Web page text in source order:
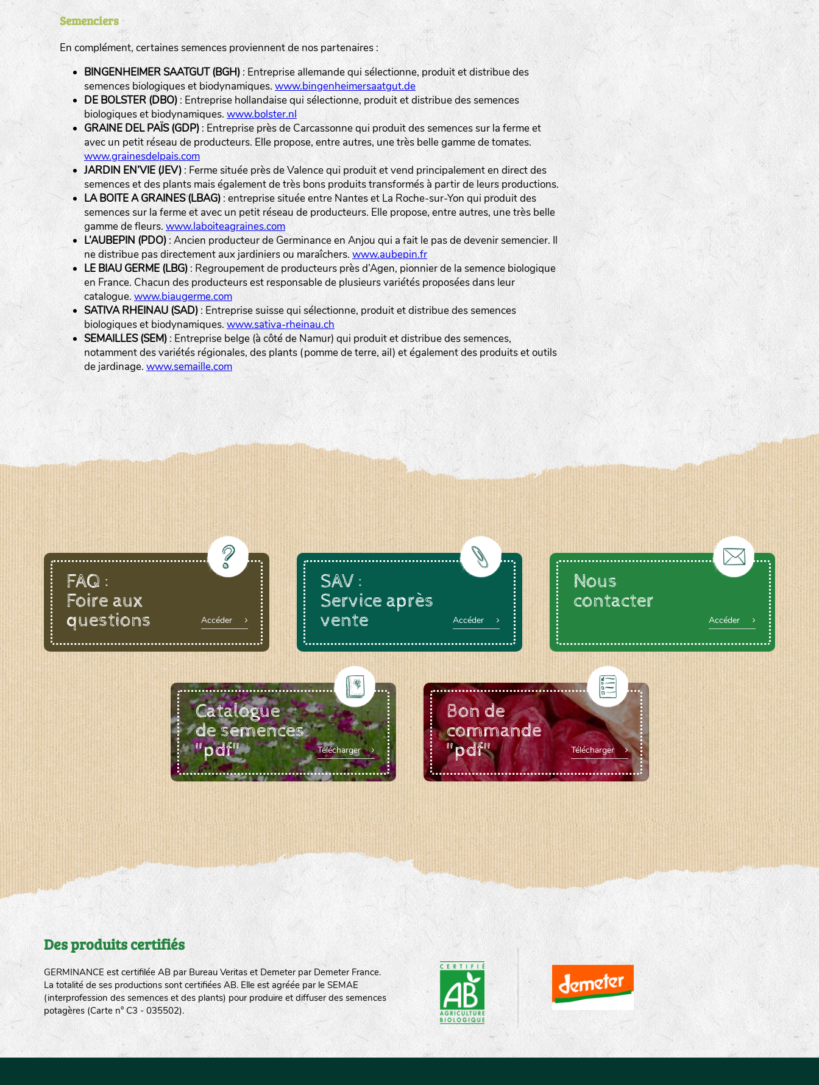
Semenciers
En complément, certaines semences proviennent de nos partenaires :
BINGENHEIMER SAATGUT (BGH) : Entreprise allemande qui sélectionne, produit et distribue des
semences biologiques et biodynamiques. www.bingenheimersaatgut.de
DE BOLSTER (DBO) : Entreprise hollandaise qui sélectionne, produit et distribue des semences
biologiques et biodynamiques. www.bolster.nl
GRAINE DEL PAÏS (GDP) : Entreprise près de Carcassonne qui produit des semences sur la ferme et
avec un petit réseau de producteurs. Elle propose, entre autres, une très belle gamme de tomates.
www.grainesdelpais.com
JARDIN EN’VIE (JEV) : Ferme située près de Valence qui produit et vend principalement en direct des
semences et des plants mais également de très bons produits transformés à partir de leurs productions.
LA BOITE A GRAINES (LBAG) : entreprise située entre Nantes et La Roche-sur-Yon qui produit des
semences sur la ferme et avec un petit réseau de producteurs. Elle propose, entre autres, une très belle
gamme de fleurs. www.laboiteagraines.com
L’AUBEPIN (PDO) : Ancien producteur de Germinance en Anjou qui a fait le pas de devenir semencier. Il
ne distribue pas directement aux jardiniers ou maraîchers. www.aubepin.fr
LE BIAU GERME (LBG) : Regroupement de producteurs près d’Agen, pionnier de la semence biologique
en France. Chacun des producteurs est responsable de plusieurs variétés proposées dans leur
catalogue. www.biaugerme.com
SATIVA RHEINAU (SAD) : Entreprise suisse qui sélectionne, produit et distribue des semences
biologiques et biodynamiques.www.sativa-rheinau.ch
SEMAILLES (SEM): Entreprise belge (à côté de Namur) qui produit et distribue des semences,
notamment des variétés régionales, des plants (pomme de terre, ail) et également des produits et outils
de jardinage. www.semaille.com
Légumes feuilles
Légumes racines
Plantes aromatiques
FAQ :
Foire aux
questions
Accéder
SAV :
Service après
vente
Accéder
Nous
contacter
Accéder
Catalogue
de semences
"pdf"
Télécharger
Bon de
commande
"pdf"
Télécharger
Des produits certifiés
GERMINANCE est certifilée AB par Bureau Veritas et Demeter par Demeter France.
La totalité de ses productions sont certifiées AB. Elle est agréée par le SEMAE
(interprofession des semences et des plants) pour produire et diffuser des semences
potagères (Carte n° C3 - 035502).